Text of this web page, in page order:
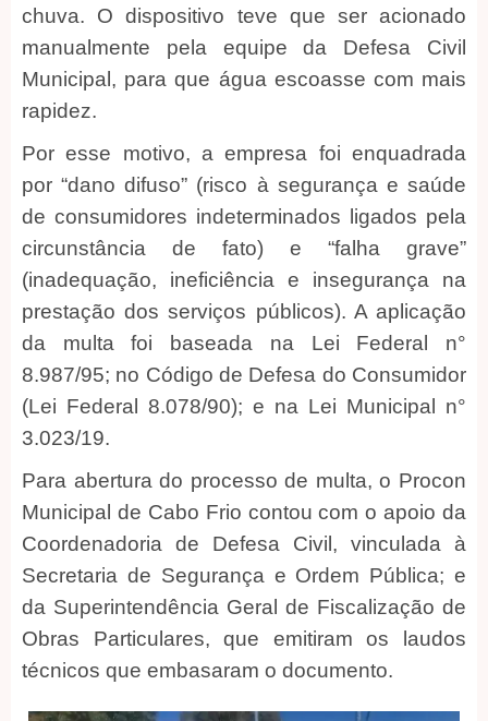
chuva. O dispositivo teve que ser acionado
manualmente pela equipe da Defesa Civil
Municipal, para que água escoasse com mais
rapidez.
Por esse motivo, a empresa foi enquadrada
por “dano difuso” (risco à segurança e saúde
de consumidores indeterminados ligados pela
circunstância de fato) e “falha grave”
(inadequação, ineficiência e insegurança na
prestação dos serviços públicos). A aplicação
da multa foi baseada na Lei Federal n°
8.987/95; no Código de Defesa do Consumidor
(Lei Federal 8.078/90); e na Lei Municipal n°
3.023/19.
Para abertura do processo de multa, o Procon
Municipal de Cabo Frio contou com o apoio da
Coordenadoria de Defesa Civil, vinculada à
Secretaria de Segurança e Ordem Pública; e
da Superintendência Geral de Fiscalização de
Obras Particulares, que emitiram os laudos
técnicos que embasaram o documento.